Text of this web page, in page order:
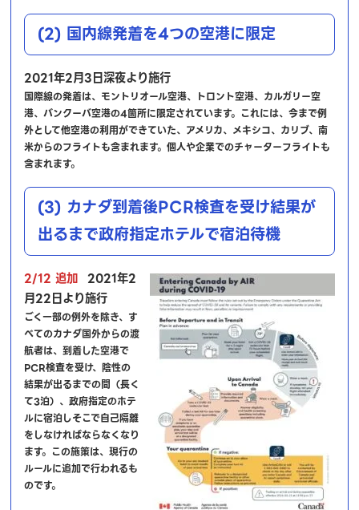
(2) 国内線発着を4つの空港に限定
2021年2月3日深夜より施行
国際線の発着は、モントリオール空港、トロント空港、カルガリー空
港、バンクーバ空港の4箇所に限定されています。これには、今まで例
外として他空港の利用ができていた、アメリカ、メキシコ、カリブ、南
米からのフライトも含まれます。個人や企業でのチャーターフライトも
含まれます。
(3) カナダ到着後PCR検査を受け結果が
出るまで政府指定ホテルで宿泊待機
2/12 追加 2021年2
月22日より施行
ごく一部の例外を除き、す
べてのカナダ国外からの渡
航者は、到着した空港で
PCR検査を受け、陰性の
結果が出るまでの間（長く
て3泊）、政府指定のホテ
ルに宿泊しそこで自己隔離
をしなければならなくなり
ます。この施策は、現行の
ルールに追加で行われるも
のです。